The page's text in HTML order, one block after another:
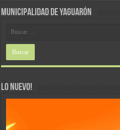
MUNICIPALIDAD DE YAGUARÓN
LO NUEVO!